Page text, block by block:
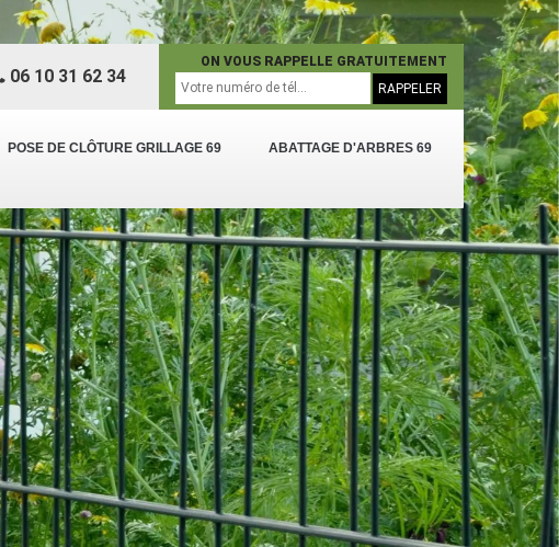
POSE DE CLÔTURE GRILLAGE 69 ABATTAGE D'ARBRES 69
06 10 31 62 34
ON VOUS RAPPELLE GRATUITEMENT